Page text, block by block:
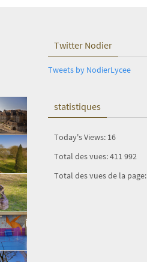
Twitter Nodier
Tweets by NodierLycee
statistiques
Today's Views: 16
Total des vues:411 992
Total des vues de la page: